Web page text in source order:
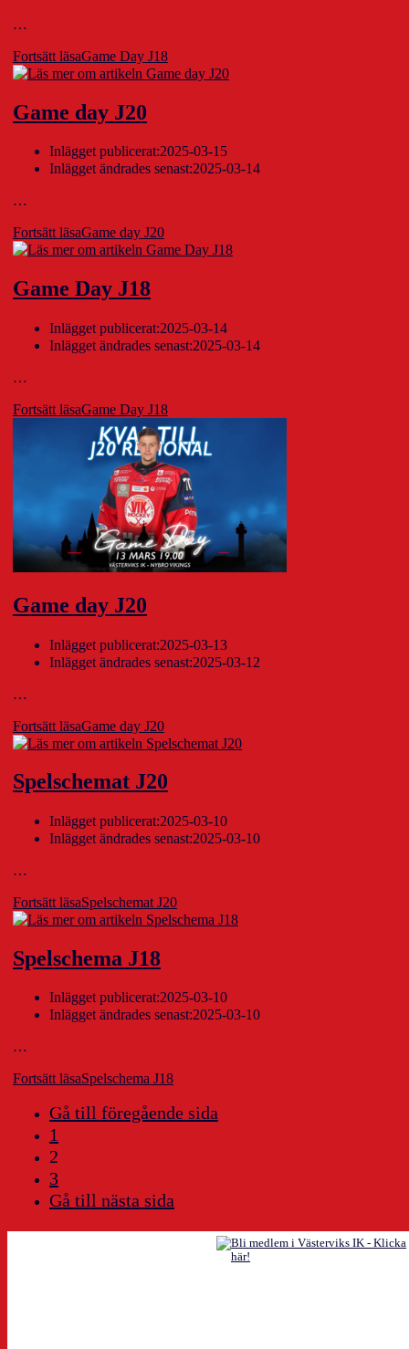
…
Fortsätt läsaGame Day J18
Game day J20
Inlägget publicerat:2025-03-15
Inlägget ändrades senast:2025-03-14
…
Fortsätt läsaGame day J20
Game Day J18
Inlägget publicerat:2025-03-14
Inlägget ändrades senast:2025-03-14
…
Fortsätt läsaGame Day J18
Game day J20
Inlägget publicerat:2025-03-13
Inlägget ändrades senast:2025-03-12
…
Fortsätt läsaGame day J20
Spelschemat J20
Inlägget publicerat:2025-03-10
Inlägget ändrades senast:2025-03-10
…
Fortsätt läsaSpelschemat J20
Spelschema J18
Inlägget publicerat:2025-03-10
Inlägget ändrades senast:2025-03-10
…
Fortsätt läsaSpelschema J18
Gå till föregående sida
1
2
3
Gå till nästa sida